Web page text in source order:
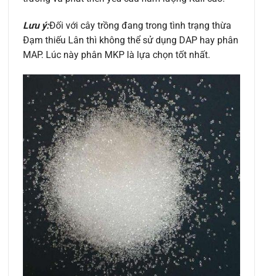
Lưu ý:Đối với cây trồng đang trong tình trạng thừa
Đạm thiếu Lân thì không thể sử dụng DAP hay phân
MAP. Lúc này phân MKP là lựa chọn tốt nhất.